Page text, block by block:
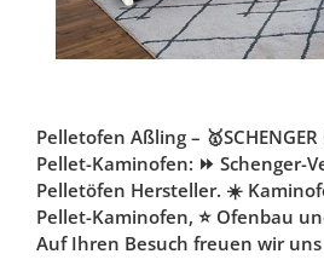
Pelletofen Aßling –
Pellet-Kaminofen: ⏩ Schenger-
Pelletöfen Hersteller. ☀️
Pellet-Kaminofen, ⭐ Ofenbau
Auf Ihren Besuch freuen wir